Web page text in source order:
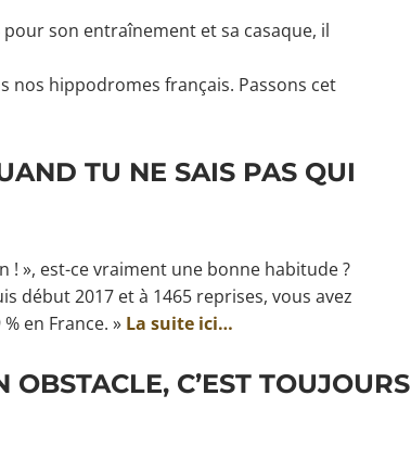
son entraînement et sa casaque, il
nos hippodromes français. Passons cet
TU NE SAIS PAS QUI
! », est-ce vraiment une bonne habitude ?
début 2017 et à 1465 reprises, vous avez
en France. » La suite ici…
C’EST TOUJOURS